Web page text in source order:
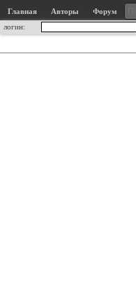
Главная Авторы
Форум
логин: